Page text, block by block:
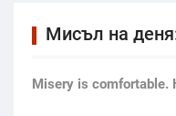
Мисъл на
Мisery is comfortable.